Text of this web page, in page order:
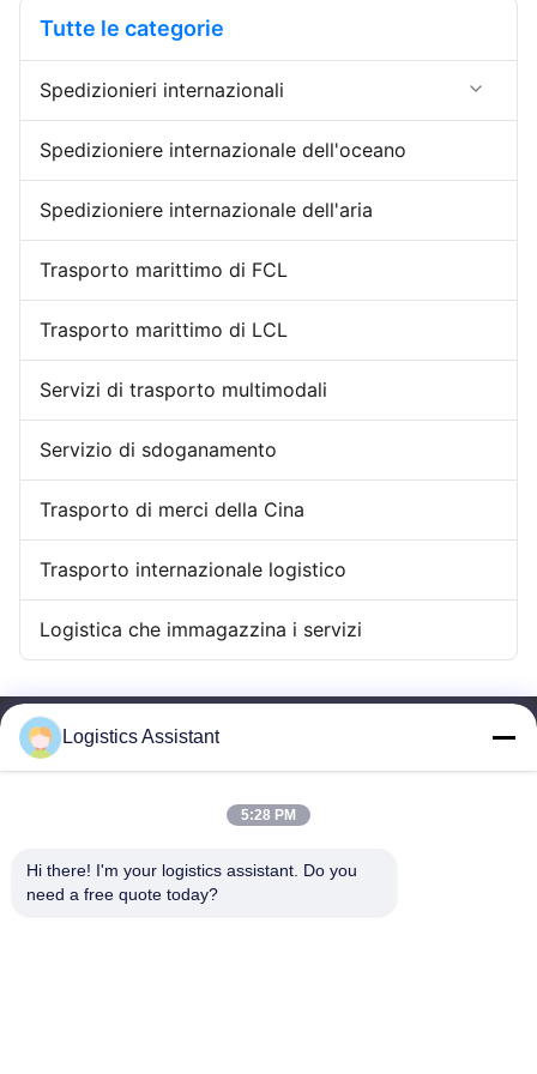
Tempi di arrivo ritardati 6. ...
Tutte le categorie
Spedizionieri internazionali
Importazione dell'esportazione dello
spedizioniere
La Cina che immagazzina servizio
Spedizioniere internazionale dell'oceano
Spedizioniere internazionale dell'aria
Trasporto marittimo di FCL
Trasporto marittimo di LCL
Servizi di trasporto multimodali
Servizio di sdoganamento
Trasporto di merci della Cina
Trasporto internazionale logistico
Logistica che immagazzina i servizi
Logistics Assistant
5:28 PM
Hi there! I'm your logistics assistant. Do you
need a free quote today?